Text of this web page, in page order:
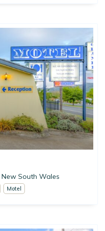
New South Wales
Motel